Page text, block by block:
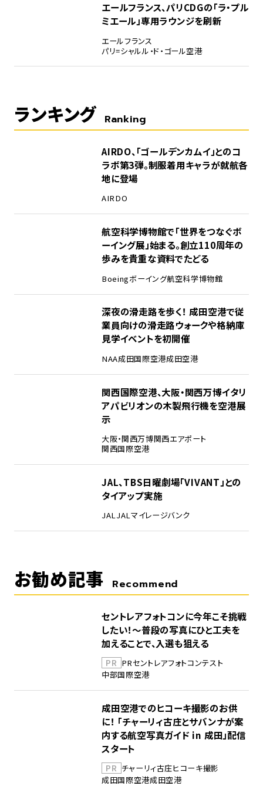
エールフランス、パリCDGの「ラ・プル
ミエール」専用ラウンジを刷新
エールフランス
パリ=シャルル・ド・ゴール空港
ランキング Ranking
AIRDO、「ゴールデンカムイ」とのコ
ラボ第3弾。制服着用キャラが就航各
地に登場
AIRDO
航空科学博物館で「世界をつなぐボ
ーイング展」始まる。創立110周年の
歩みを貴重な資料でたどる
Boeingボーイング航空科学博物館
深夜の滑走路を歩く！ 成田空港で従
業員向けの滑走路ウォークや格納庫
見学イベントを初開催
NAA成田国際空港成田空港
関西国際空港、大阪・関西万博イタリ
アパビリオンの木製飛行機を空港展
示
大阪・関西万博関西エアポート
関西国際空港
JAL、TBS日曜劇場「VIVANT」との
タイアップ実施
JALJALマイレージバンク
お勧め記事 Recommend
セントレアフォトコンに今年こそ挑戦
したい！～普段の写真にひと工夫を
加えることで、入選も狙える
PR PRセントレアフォトコンテスト
中部国際空港
成田空港でのヒコーキ撮影のお供
に！ 「チャーリィ古庄とサバンナが案
内する航空写真ガイド in 成田」配信
スタート
PR チャーリィ古庄ヒコーキ撮影
成田国際空港成田空港